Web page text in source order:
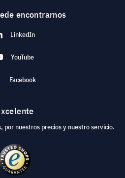
encontrarnos
LinkedIn
YouTube
Facebook
por nuestros precios y nuestro servicio.